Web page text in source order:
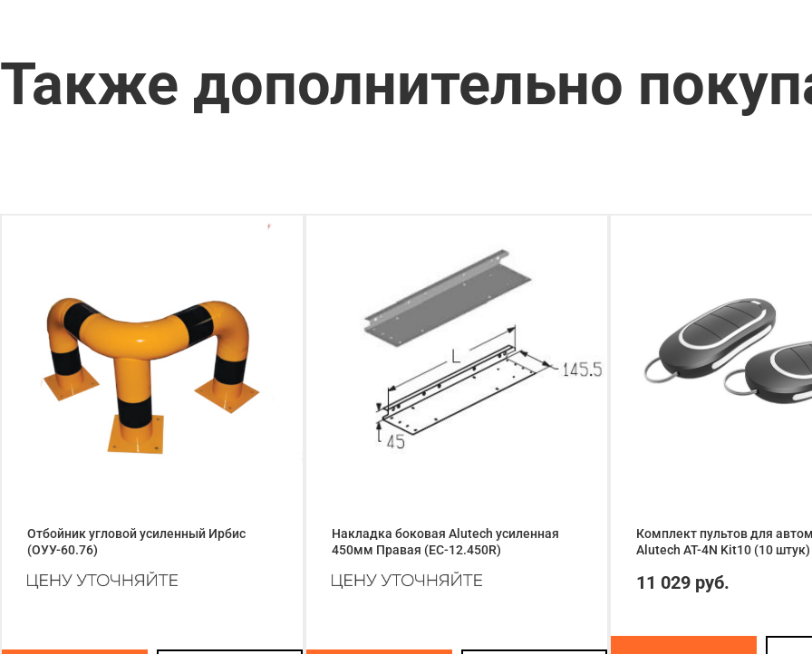
Также дополнительно
Отбойник угловой усиленный Ирбис
(ОУУ-60.76)
Накладка боковая Alutech усиленная
450мм Правая (EC-12.450R)
Комплект пультов для
Alutech AT-4N Kit10 (10 штук)
11 029 руб.